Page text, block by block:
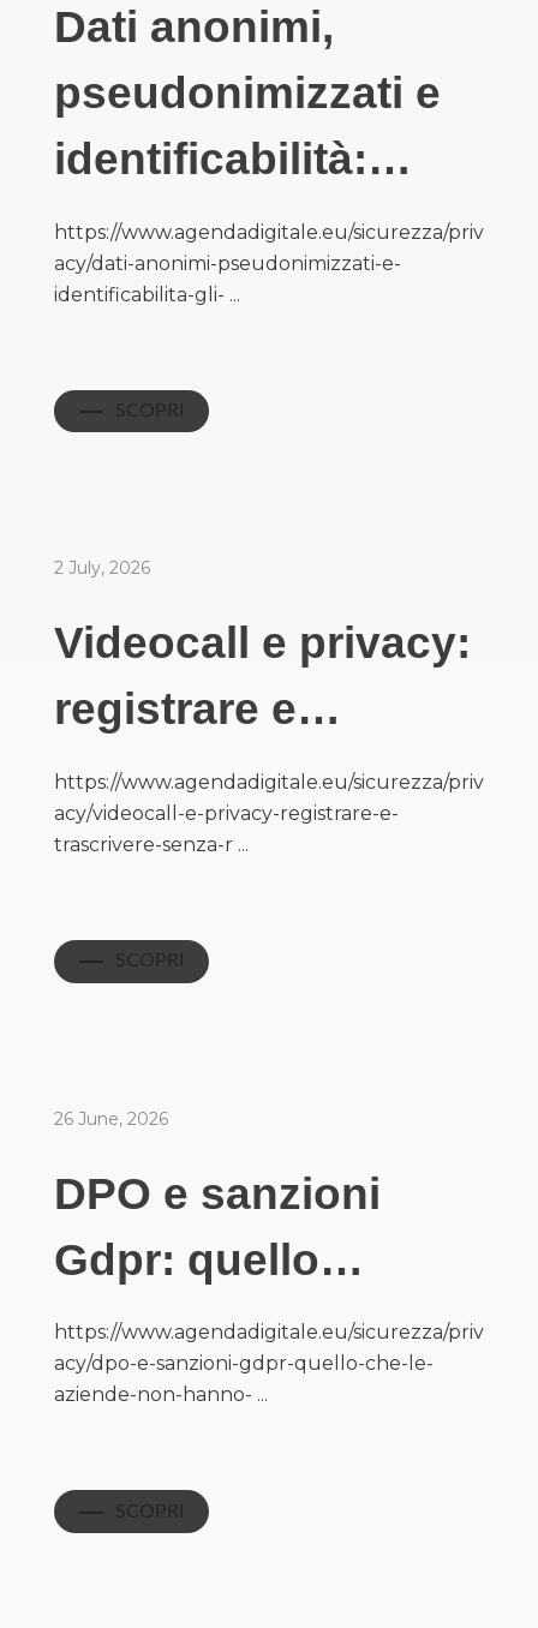
Dati anonimi,
pseudonimizzati e
identificabilità:…
https://www.agendadigitale.eu/sicurezza/priv
acy/dati-anonimi-pseudonimizzati-e-
identificabilita-gli- ...
SCOPRI
2 July, 2026
Videocall e privacy:
registrare e…
https://www.agendadigitale.eu/sicurezza/priv
acy/videocall-e-privacy-registrare-e-
trascrivere-senza-r ...
SCOPRI
26 June, 2026
DPO e sanzioni
Gdpr: quello…
https://www.agendadigitale.eu/sicurezza/priv
acy/dpo-e-sanzioni-gdpr-quello-che-le-
aziende-non-hanno- ...
SCOPRI